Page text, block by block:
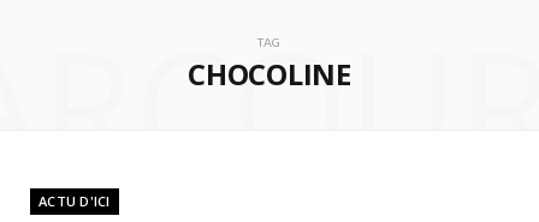
TAG
CHOCOLINE
ACTU D'ICI